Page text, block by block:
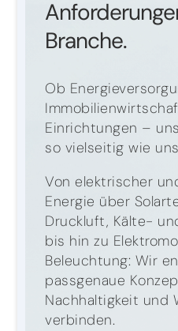
Branche.
Ob
Einrichtungen –
so vielseitig wie
Von elektrischer
Energie über
Druckluft, Kälte-
bis hin zu
Beleuchtung: Wir
passgenaue
Nachhaltigkeit und
verbinden.